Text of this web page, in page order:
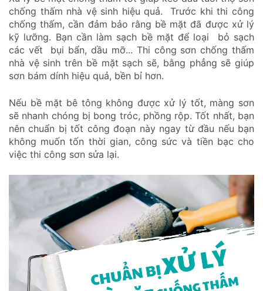
chống thấm nhà vệ sinh hiệu quả. Trước khi thi công
chống thấm, cần đảm bảo rằng bề mặt đã được xử lý
kỹ lưỡng. Bạn cần làm sạch bề mặt để loại bỏ sạch
các vết bụi bẩn, dầu mỡ... Thi công sơn chống thấm
nhà vệ sinh trên bề mặt sạch sẽ, bằng phẳng sẽ giúp
sơn bám dính hiệu quả, bền bỉ hơn.
Nếu bề mặt bê tông không được xử lý tốt, màng sơn
sẽ nhanh chóng bị bong tróc, phồng rộp. Tốt nhất, bạn
nên chuẩn bị tốt công đoạn này ngay từ đầu nếu bạn
không muốn tốn thời gian, công sức và tiền bạc cho
việc thi công sơn sửa lại.